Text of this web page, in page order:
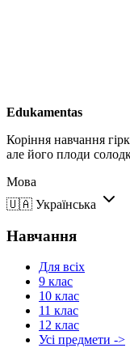
Edukamentas
Коріння навчання
але його плоди
Мова
🇺🇦 Українська
Навчання
Для всіх
9 клас
10 клас
11 клас
12 клас
Усі предмети ->